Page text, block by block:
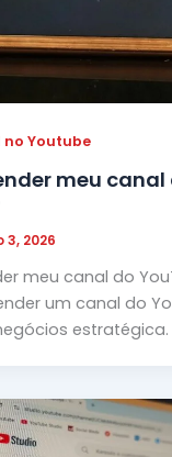
no Youtube
meu canal
3, 2026
meu canal do
um canal do
estratégica.